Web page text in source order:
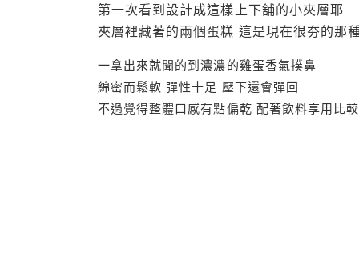
第一次看到設計成這樣上下舖的小夾層耶
夾層裡藏著的兩個蛋糕 這是現在很夯的那
一拿出來就聞的到濃濃的雞蛋香氣撲鼻
綿密而鬆軟 彈性十足 壓下還會彈回
不過覺得整體口感有點偏乾 配著飲料享用比